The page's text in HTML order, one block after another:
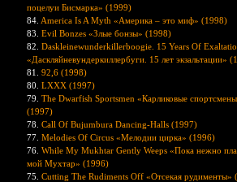
поцелуи Бисмарка» (1999)
84. America Is A Myth «Америка – это миф» (1998)
83. Evil Bonzes «Злые бонзы» (1998)
82. Daskleinewunderkillerboogie. 15 Years Of
«Даскляйневундеркиллербуги. 15 лет экзальтации»
81. 92,6 (1998)
80. LXXX (1997)
79. The Dwarfish Sportsmen «Карликовые
(1997)
78. Call Of Bujumbura Dancing-Halls (1997)
77. Melodies Of Circus «Мелодии цирка» (1996)
76. While My Mukhtar Gently Weeps «Пока нежно
мой Мухтар» (1996)
75. Cutting The Rudiments Off «Отсекая рудименты»